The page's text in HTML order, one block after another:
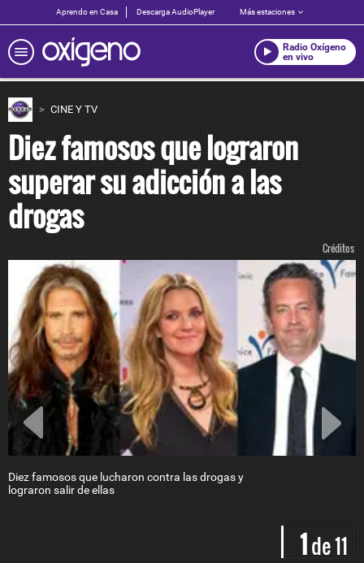
Aprendo en Casa Descarga AudioPlayer Más estaciones
Radio Oxígeno
en vivo
CINE Y TV
Diez famosos que lograron
superar su adicción a las
drogas
Créditos
Diez famosos que lucharon contra las drogas y
lograron salir de ellas
1de 11